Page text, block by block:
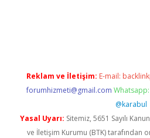
Reklam ve İletişim: E-mail:
forumhizmeti@gmail.com
@karabul
Yasal Uyarı: Sitemiz, 5651 Sayılı
ve İletişim Kurumu (BTK) tarafından